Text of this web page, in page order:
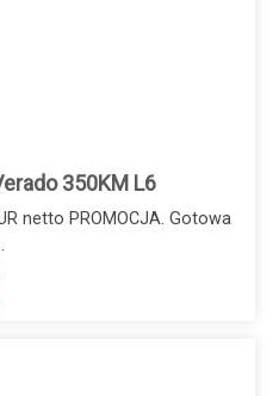
350KM L6
netto PROMOCJA. Gotowa